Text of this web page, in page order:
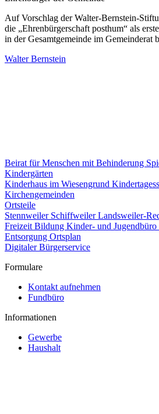
Auf Vorschlag der Walter-Bernstein-
die „Ehrenbürgerschaft posthum“ als
in der Gesamtgemeinde im Gemeinderat
Walter Bernstein
Beirat für Menschen mit Behinderung
Kindergärten
Kinderhaus im Wiesengrund
Kirchengemeinden
Ortsteile
Stennweiler SchiffweilerLandsweiler-
Freizeit Bildung Kinder- und Jugendbüro
Entsorgung Ortsplan
Digitaler Bürgerservice
Formulare
Kontakt aufnehmen
Fundbüro
Informationen
Gewerbe
Haushalt